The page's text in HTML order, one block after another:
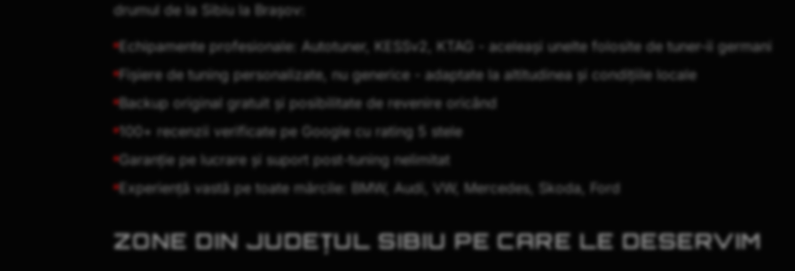
drumul de la Sibiu la Brașov:
Echipamente profesionale: Autotuner, KESSv2, KTAG - aceleași unelte folosite de tuner-ii germani
Fișiere de tuning personalizate, nu generice - adaptate la altitudinea și condițiile locale
Backup original gratuit și posibilitate de revenire oricând
100+ recenzii verificate pe Google cu rating 5 stele
Garanție pe lucrare și suport post-tuning nelimitat
Experiență vastă pe toate mărcile: BMW, Audi, VW, Mercedes, Skoda, Ford
ZONE DIN JUDEȚUL SIBIU PE CARE LE DESERVIM